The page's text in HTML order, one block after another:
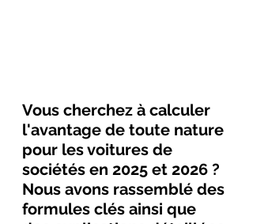
Vous cherchez à calculer
l'avantage de toute nature
pour les voitures de
sociétés en 2025 et 2026 ?
Nous avons rassemblé des
formules clés ainsi que